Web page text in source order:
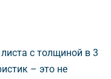
с толщиной в 3
– это не